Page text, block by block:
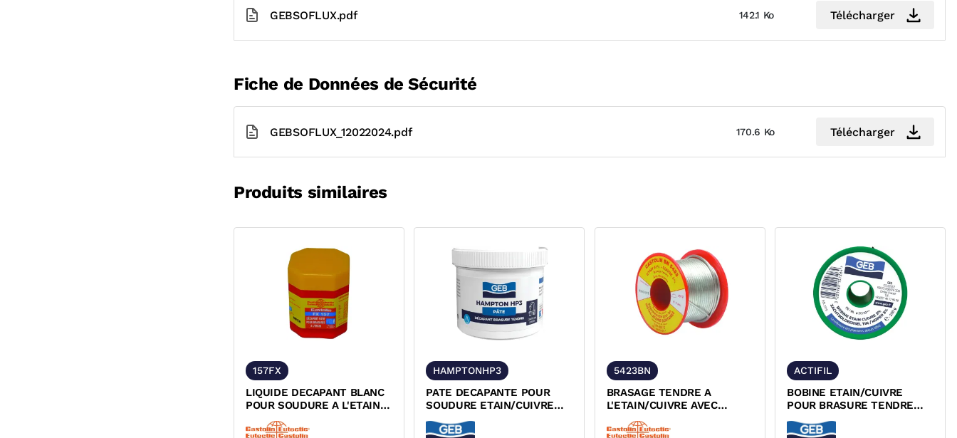
GEBSOFLUX.pdf 142.1 Ko Télécharger
Fiche de Données de Sécurité
GEBSOFLUX_12022024.pdf 170.6 Ko Télécharger
Produits similaires
157FX
LIQUIDE DECAPANT BLANC
POUR SOUDURE A L'ETAIN
CASTOLIN FX 157
HAMPTONHP3
PATE DECAPANTE POUR
SOUDURE ETAIN/CUIVRE
ACTIFIL
5423BN
BRASAGE TENDRE A
L'ETAIN/CUIVRE AVEC
DECAPANT CASTOLIN BN
5423
ACTIFIL
BOBINE ETAIN/CUIVRE
POUR BRASURE TENDRE
ACTIFIL GEB